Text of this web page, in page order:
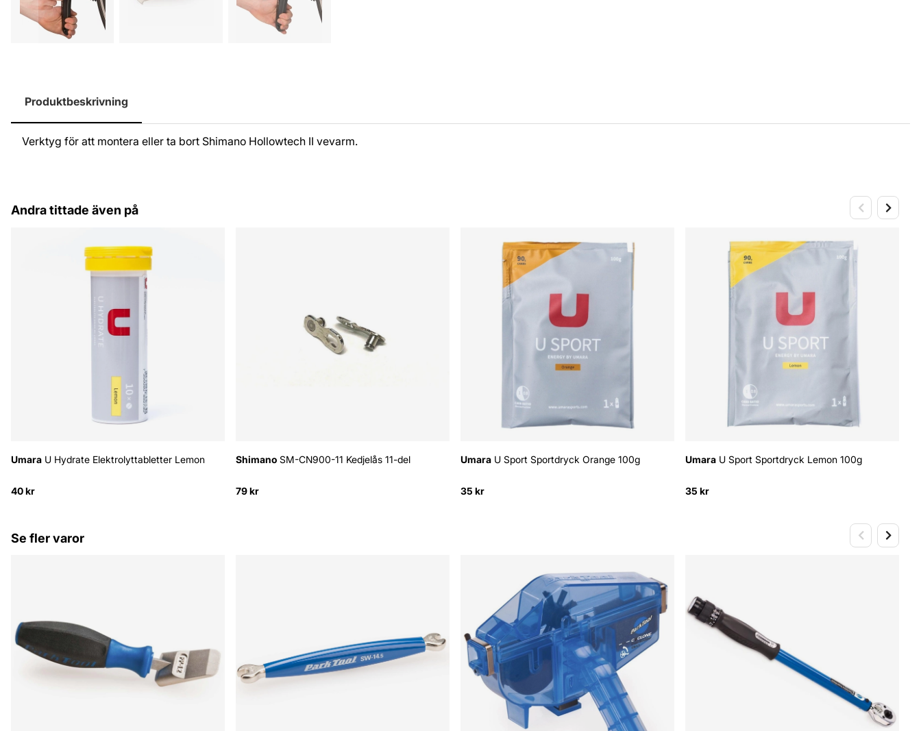
Produktbeskrivning
Verktyg för att montera eller ta bort Shimano Hollowtech II vevarm.
Andra tittade även på
Umara U Hydrate Elektrolyttabletter Lemon
40 kr
Shimano SM-CN900-11 Kedjelås 11-del
79 kr
Umara U Sport Sportdryck Orange 100g
35 kr
Umara U Sport Sportdryck Lemon 100g
35 kr
Se fler varor